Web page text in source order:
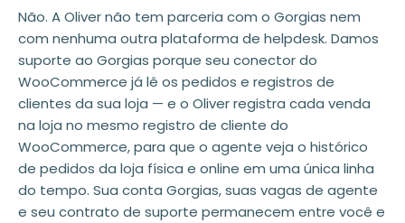
Não. A Oliver não tem parceria com o Gorgias nem
com nenhuma outra plataforma de helpdesk. Damos
suporte ao Gorgias porque seu conector do
WooCommerce já lê os pedidos e registros de
clientes da sua loja — e o Oliver registra cada venda
na loja no mesmo registro de cliente do
WooCommerce, para que o agente veja o histórico
de pedidos da loja física e online em uma única linha
do tempo. Sua conta Gorgias, suas vagas de agente
e seu contrato de suporte permanecem entre você e